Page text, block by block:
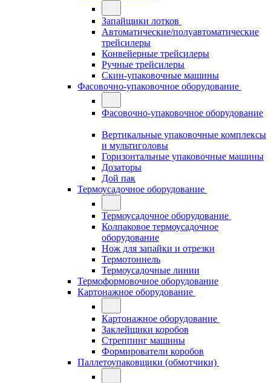
Запайщики лотков
Автоматические/полуавтоматические
трейсилеры
Конвейерные трейсилеры
Ручные трейсилеры
Скин-упаковочные машины
Фасовочно-упаковочное оборудование
Фасовочно-упаковочное оборудование
Вертикальные упаковочные комплексы
и мультиголовы
Горизонтальные упаковочные машины
Дозаторы
Дой пак
Термоусадочное оборудование
Термоусадочное оборудование
Колпаковое термоусадочное
оборудование
Нож для запайки и отрезки
Термотоннель
Термоусадочные линии
Термоформовочное оборудование
Картонажное оборудование
Картонажное оборудование
Заклейщики коробов
Стреппинг машины
Формирователи коробов
Паллетоупаковщики (обмотчики)